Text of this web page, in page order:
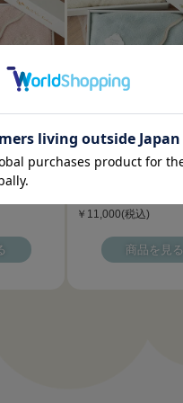
ル３点セ
￥11,000(税込)
商品を見る